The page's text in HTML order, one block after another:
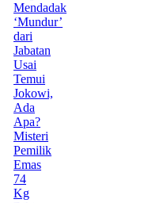
Mendadak
‘Mundur’
dari
Jabatan
Usai
Temui
Jokowi,
Ada
Apa?
Misteri
Pemilik
Emas
74
Kg